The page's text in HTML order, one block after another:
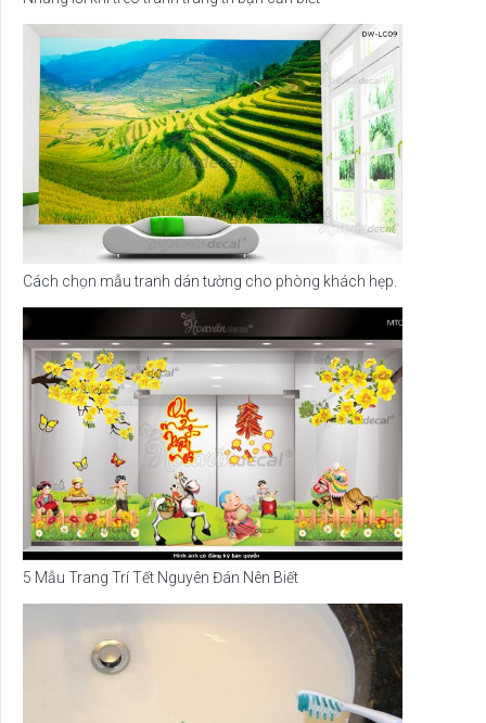
Cách chọn mẫu tranh dán tường cho phòng khách hẹp.
5 Mẫu Trang Trí Tết Nguyên Đán Nên Biết